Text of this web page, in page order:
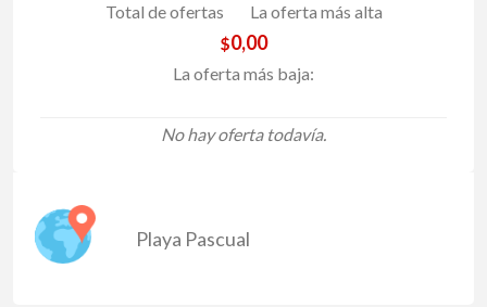
Total de ofertas
La oferta más alta
$0,00
La oferta más baja:
No hay oferta todavía.
Playa Pascual